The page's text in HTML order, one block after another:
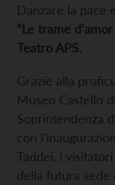
Danzare la pace
“Le trame
Teatro APS.
Grazie alla
Museo Castello
Soprintendenza
con
Taddei, i
della futura sede